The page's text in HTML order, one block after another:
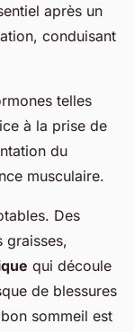
après un
conduisant
telles
à la prise de
du
musculaire.
Des
graisses,
qui découle
de blessures
sommeil est